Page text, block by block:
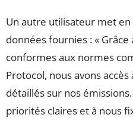
Un autre utilisateur met en
données fournies : « Grâce
conformes aux normes
Protocol, nous avons
détaillés sur nos
priorités claires et à nous